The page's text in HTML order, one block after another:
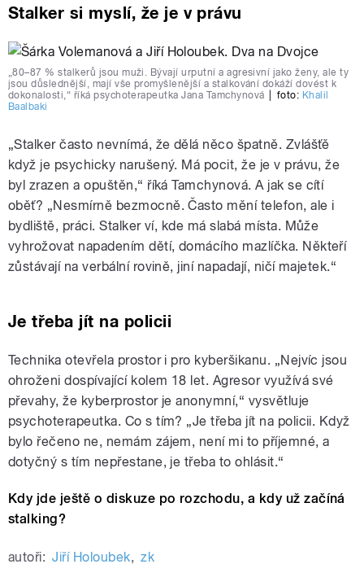
Stalker si myslí, že je v právu
„80–87 % stalkerů jsou muži. Bývají urputní a agresivní jako ženy, ale ty
jsou důslednější, mají vše promyšlenější a stalkování dokáží dovést k
dokonalosti,“ říká psychoterapeutka Jana Tamchynová
foto: Khalil
Baalbaki
„Stalker často nevnímá, že dělá něco špatně. Zvlášťě
když je psychicky narušený. Má pocit, že je v právu, že
byl zrazen a opuštěn,“ říká Tamchynová. A jak se cítí
oběť? „Nesmírně bezmocně. Často mění telefon, ale i
bydliště, práci. Stalker ví, kde má slabá místa. Může
vyhrožovat napadením dětí, domácího mazlíčka. Někteří
zůstávají na verbální rovině, jiní napadají, ničí majetek.“
Je třeba jít na policii
Technika otevřela prostor i pro kyberšikanu. „Nejvíc jsou
ohroženi dospívající kolem 18 let. Agresor využívá své
převahy, že kyberprostor je anonymní,“ vysvětluje
psychoterapeutka. Co s tím? „Je třeba jít na policii. Když
bylo řečeno ne, nemám zájem, není mi to příjemné, a
dotyčný s tím nepřestane, je třeba to ohlásit.“
Kdy jde ještě o diskuze po rozchodu, a kdy už začíná
stalking?
autoři: Jiří Holoubek, zk